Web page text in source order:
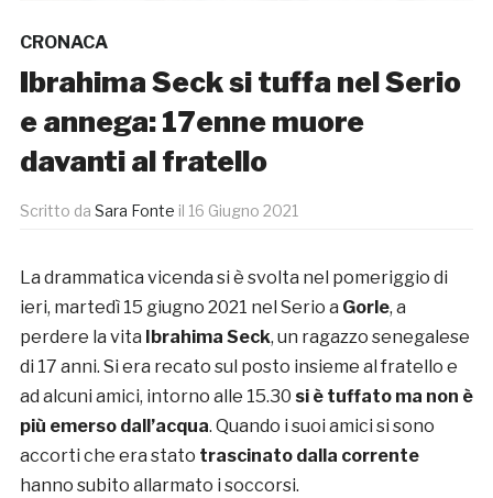
CRONACA
Ibrahima Seck si tuffa nel Serio
e annega: 17enne muore
davanti al fratello
Scritto da Sara Fonte il 16 Giugno 2021
La drammatica vicenda si è svolta nel pomeriggio di
ieri, martedì 15 giugno 2021 nel Serio a Gorle, a
perdere la vita Ibrahima Seck, un ragazzo senegalese
di 17 anni. Si era recato sul posto insieme al fratello e
ad alcuni amici, intorno alle 15.30 si è tuffato ma non è
più emerso dall’acqua. Quando i suoi amici si sono
accorti che era stato trascinato dalla corrente
hanno subito allarmato i soccorsi.